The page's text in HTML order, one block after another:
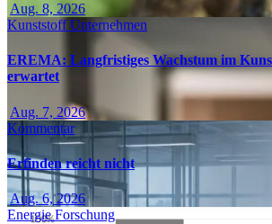
Aug. 8, 2026
KunststoffUnternehmen
EREMA: Langfristiges Wachstum im
erwartet
Aug. 7, 2026
Kommentar
Erfinden reicht nicht
Aug. 6, 2026
EnergieForschung